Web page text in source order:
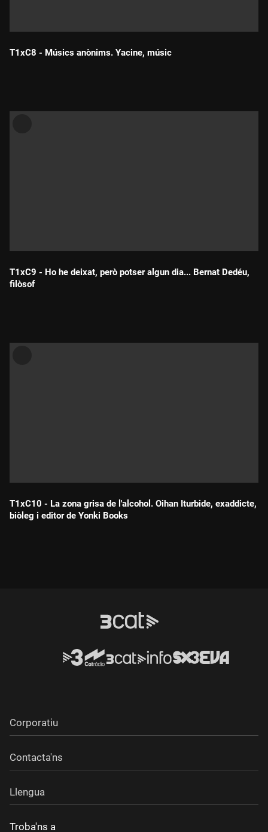
T1xC8 - Músics anònims. Yacine, músic
T1xC9 - Ho he deixat, però potser algun dia... Bernat Dedéu,
filòsof
T1xC10 - La zona grisa de l'alcohol. Oihan Iturbide, exaddicte,
biòleg i editor de Yonki Books
Corporatiu
Contacta'ns
Llengua
Troba'ns a